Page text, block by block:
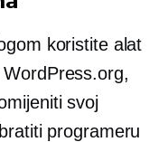
koristite alat
svoj
programeru